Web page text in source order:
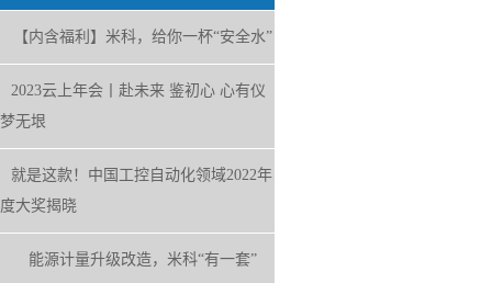
【内含福利】米科，给你一杯“安全水”
2023云上年会丨赴未来 鉴初心 心有仪
梦无垠
就是这款！中国工控自动化领域2022年
度大奖揭晓
能源计量升级改造，米科“有一套”